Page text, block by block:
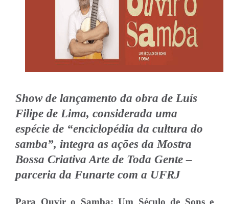
Show de lançamento da obra de Luís
Filipe de Lima, considerada uma
espécie de “enciclopédia da cultura do
samba”, integra as ações da Mostra
Bossa Criativa Arte de Toda Gente –
parceria da Funarte com a UFRJ
Para Ouvir o Samba: Um Século de Sons e